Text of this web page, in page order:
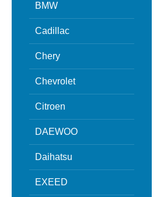
BMW
Cadillac
Chery
Chevrolet
Citroen
DAEWOO
Daihatsu
EXEED